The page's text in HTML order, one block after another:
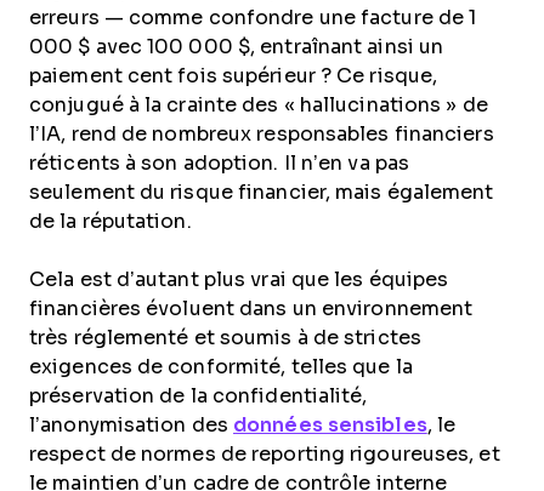
erreurs — comme confondre une facture de 1
000 $ avec 100 000 $, entraînant ainsi un
paiement cent fois supérieur ? Ce risque,
conjugué à la crainte des « hallucinations » de
l’IA, rend de nombreux responsables financiers
réticents à son adoption. Il n’en va pas
seulement du risque financier, mais également
de la réputation.
Cela est d’autant plus vrai que les équipes
financières évoluent dans un environnement
très réglementé et soumis à de strictes
exigences de conformité, telles que la
préservation de la confidentialité,
l’anonymisation des données sensibles, le
respect de normes de reporting rigoureuses, et
le maintien d’un cadre de contrôle interne